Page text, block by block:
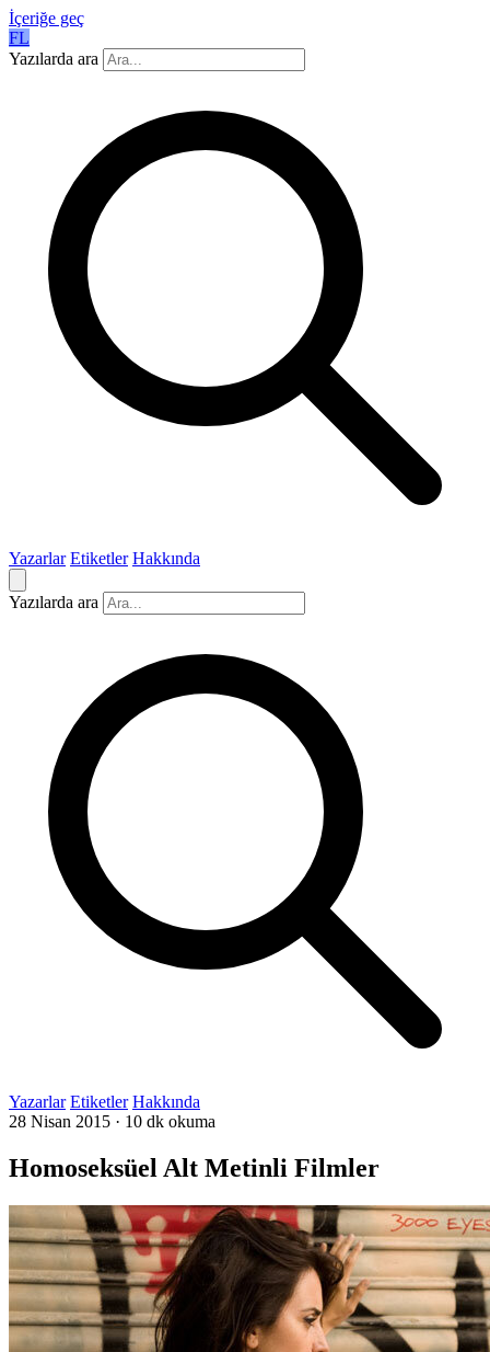
İçeriğe geç
FL
Yazılarda ara
Yazarlar Etiketler Hakkında
Yazılarda ara
Yazarlar Etiketler Hakkında
28 Nisan 2015 · 10 dk okuma
Homoseksüel Alt Metinli Filmler